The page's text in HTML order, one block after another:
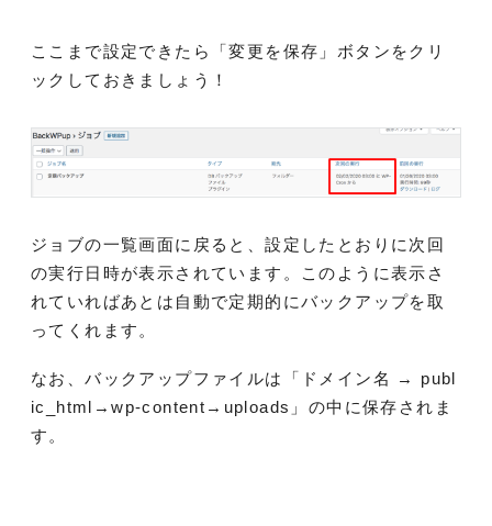
ここまで設定できたら「変更を保存」ボタンをクリ
ックしておきましょう！
ジョブの一覧画面に戻ると、設定したとおりに次回
の実行日時が表示されています。このように表示さ
れていればあとは自動で定期的にバックアップを取
ってくれます。
なお、バックアップファイルは「ドメイン名 → publ
ic_html→wp-content→uploads」の中に保存されま
す。